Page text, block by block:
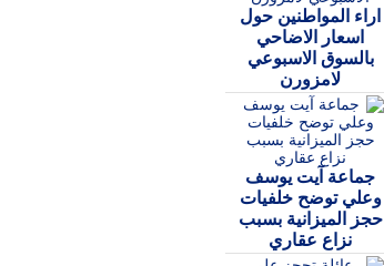
اراء المواطنين حول
اسعار الاضاحي
بالسوق الاسبوعي
لامزورن
جماعة آيت يوسف
وعلي توضح خلفيات
حجز الميزانية بسبب
نزاع عقاري